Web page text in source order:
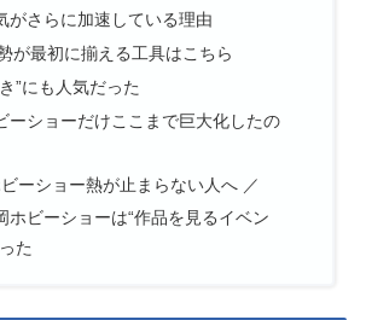
がさらに加速している理由
が最初に揃える工具はこちら
”にも人気だった
ーショーだけここまで巨大化したの
ーショー熱が止まらない人へ ／
ホビーショーは“作品を見るイベン
た